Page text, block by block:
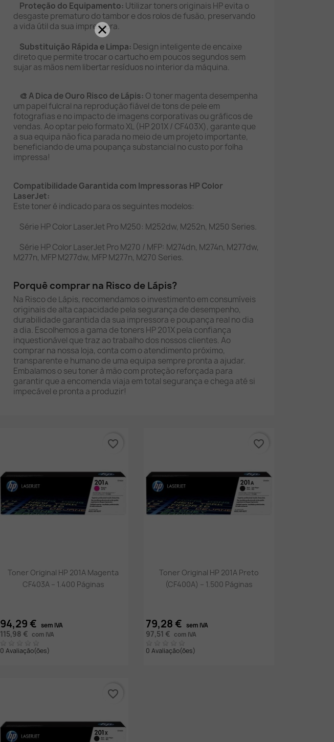
Proteção do Equipamento: Utilizar toners originais HP evita o
desgaste prematuro do tambor e dos rolos de fusão, preservando
a vida útil da sua impressora.
Substituição Rápida e Limpa: Design inteligente de encaixe
direto que permite trocar o cartucho em poucos segundos sem
sujar as mãos nem libertar resíduos no interior da máquina.
🎨 A Dica de Ouro Risco de Lápis: O toner magenta desempenha
um papel fulcral na reprodução fiável de tons de pele em
fotografias e no impacto de imagens corporativas ou gráficos de
vendas. Ao optar pelo formato XL (HP 201X / CF403X), garante que
a sua equipa não fica parada no meio de um projeto importante,
beneficiando de uma poupança substancial no custo por folha
impressa!
Compatibilidade Garantida com Impressoras HP Color
LaserJet:
Este toner é indicado para os seguintes modelos:
Série HP Color LaserJet Pro M250: M252dw, M252n, M250 Series.
Série HP Color LaserJet Pro M270 / MFP: M274dn, M274n, M277dw,
M277n, MFP M277dw, MFP M277n, M270 Series.
Porquê comprar na Risco de Lápis?
Na Risco de Lápis, recomendamos o investimento em consumíveis
originais de alta capacidade pela segurança de desempenho,
durabilidade garantida da sua impressora e poupança real no dia
a dia. Escolhemos a gama de toners HP 201X pela confiança
inquestionável que traz ao trabalho dos nossos clientes. Ao
comprar na nossa loja, conta com o atendimento próximo,
transparente e humano de uma equipa sempre pronta a ajudar.
Embalamos o seu toner à mão com proteção reforçada para
garantir que a encomenda viaja em total segurança e chega até si
impecável e pronta a produzir!
Vista rápida
Toner Original HP 201A Magenta
CF403A – 1.400 Páginas
94,29 € sem IVA
115,98 € com IVA
0 Avaliação(ões)
favorite_border
Vista rápida
Toner Original HP 201A Preto
(CF400A) – 1.500 Páginas
79,28 € sem IVA
97,51 € com IVA
0 Avaliação(ões)
favorite_border
favorite_border